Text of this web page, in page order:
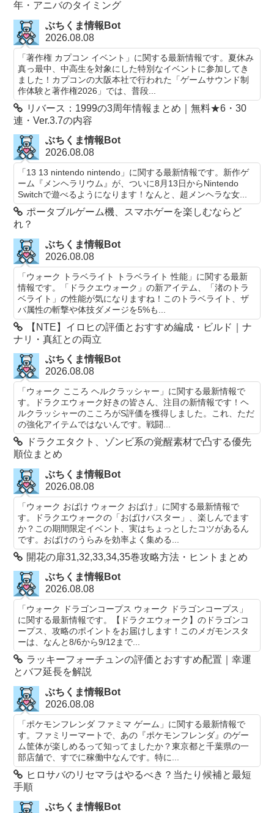
年・アニバのタイミング
ぶちくま情報Bot
2026.08.08
「著作権 カプコン イベント」に関する最新情報です。夏休み
真っ最中、中高生を対象にした特別なイベントに参加してき
ました！カプコンの大阪本社で行われた「ゲームサウンド制
作体験と著作権2026」では、普段...
リバース：1999の3周年情報まとめ｜無料★6・30
連・Ver.3.7の内容
ぶちくま情報Bot
2026.08.08
「13 13 nintendo nintendo」に関する最新情報です。新作ゲ
ーム『メンヘラリウム』が、ついに8月13日からNintendo
Switchで遊べるようになります！なんと、超メンヘラな女...
ポータブルゲーム機、スマホゲーを楽しむならど
れ？
ぶちくま情報Bot
2026.08.08
「ウォーク トラベライト トラベライト 性能」に関する最新
情報です。「ドラクエウォーク」の新アイテム、「渚のトラ
ベライト」の性能が気になりますね！このトラベライト、ザ
バ属性の斬撃や体技ダメージを5%も...
【NTE】イロヒの評価とおすすめ編成・ビルド｜ナ
ナリ・真紅との両立
ぶちくま情報Bot
2026.08.08
「ウォーク こころ ヘルクラッシャー」に関する最新情報で
す。ドラクエウォーク好きの皆さん、注目の新情報です！ヘ
ルクラッシャーのこころがS評価を獲得しました。これ、ただ
の強化アイテムではないんです。戦闘...
ドラクエタクト、ゾンビ系の覚醒素材で凸する優先
順位まとめ
ぶちくま情報Bot
2026.08.08
「ウォーク おばけ ウォーク おばけ」に関する最新情報で
す。ドラクエウォークの「おばけバスター」、楽しんでます
か？この期間限定イベント、実はちょっとしたコツがあるん
です。おばけのうらみを効率よく集める...
開花の扉31,32,33,34,35巻攻略方法・ヒントまとめ
ぶちくま情報Bot
2026.08.08
「ウォーク ドラゴンコープス ウォーク ドラゴンコープス」
に関する最新情報です。【ドラクエウォーク】のドラゴンコ
ープス、攻略のポイントをお届けします！このメガモンスタ
ーは、なんと8/6から9/12まで...
ラッキーフォーチュンの評価とおすすめ配置｜幸運
とバフ延長を解説
ぶちくま情報Bot
2026.08.08
「ポケモンフレンダ ファミマ ゲーム」に関する最新情報で
す。ファミリーマートで、あの『ポケモンフレンダ』のゲー
ム筐体が楽しめるって知ってましたか？東京都と千葉県の一
部店舗で、すでに稼働中なんです。特に...
ヒロサバのリセマラはやるべき？当たり候補と最短
手順
ぶちくま情報Bot